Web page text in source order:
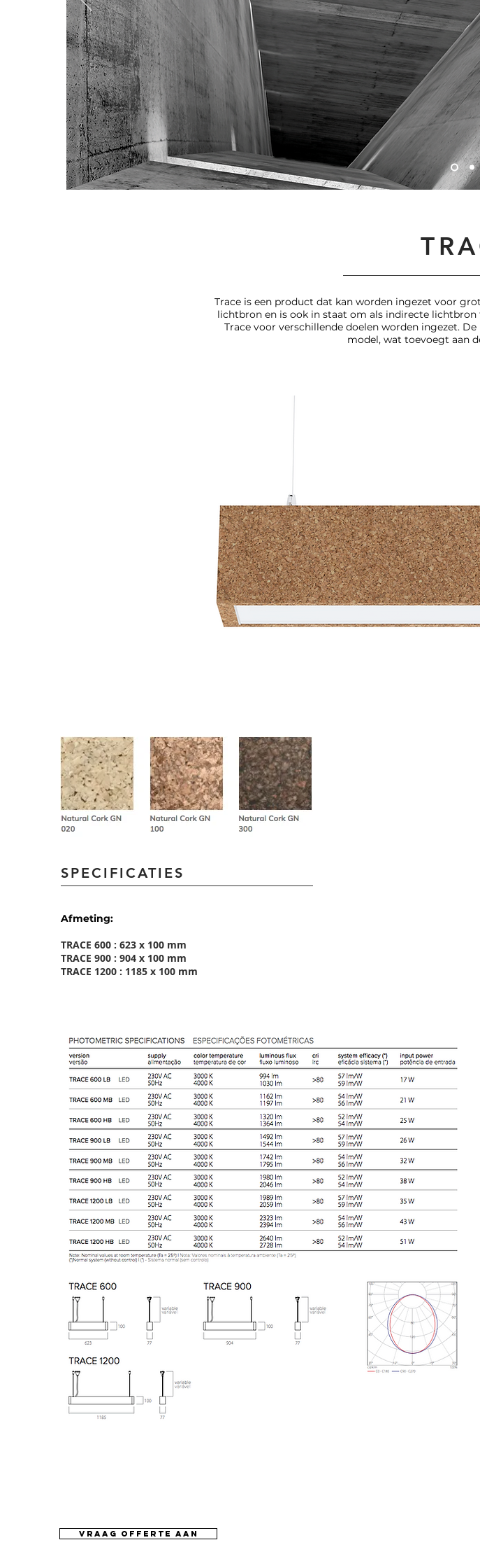
Trace is een product dat kan worden ingezet voor
lichtbron en is ook in staat om als indirecte lichtbron
Trace voor verschillende doelen worden ingezet.
model, wat toevoegt aan
SPECIFICATIES
Afmeting:
TRACE 600 : 623 x 100 mm
TRACE 900 : 904 x 100 mm
TRACE 1200 : 1185 x 100 mm
vraag offerte aan